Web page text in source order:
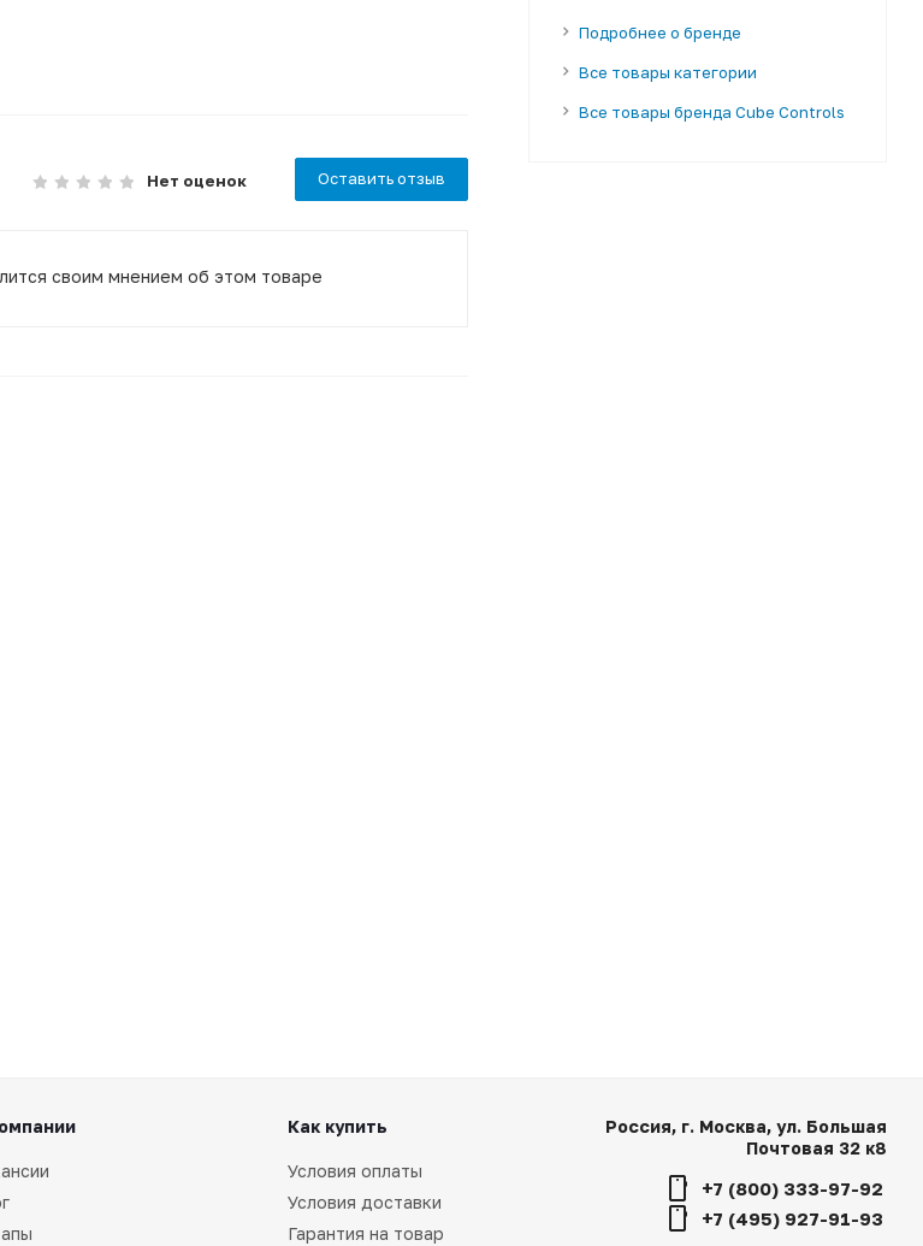
Нет оценок Оставить отзыв
своим мнением об этом товаре
Подробнее о бренде
Все товары категории
Все товары бренда Cube Controls
Как купить
Условия оплаты
Условия доставки
Гарантия на товар
Россия, г. Москва, ул. Большая
Почтовая 32 к8
+7 (800) 333-97-92
+7 (495) 927-91-93